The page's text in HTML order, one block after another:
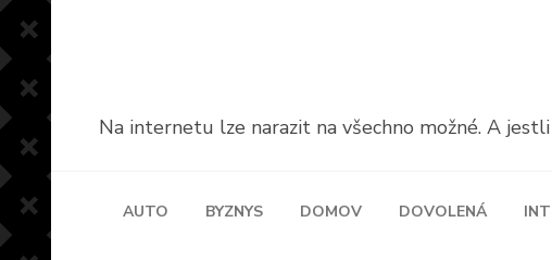
(stiskněte
Enter)Na internetu lze narazit na všechno možné. A
AUTO BYZNYS DOMOV DOVOLENÁ